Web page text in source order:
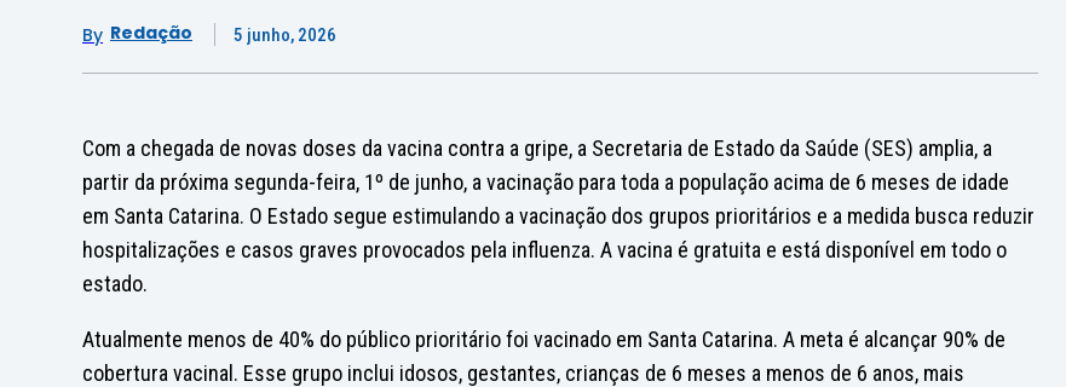
By Redação 5 junho, 2026
Com a chegada de novas doses da vacina contra a gripe, a Secretaria de Estado da Saúde (SES) amplia, a
partir da próxima segunda-feira, 1º de junho, a vacinação para toda a população acima de 6 meses de idade
em Santa Catarina. O Estado segue estimulando a vacinação dos grupos prioritários e a medida busca reduzir
hospitalizações e casos graves provocados pela influenza. A vacina é gratuita e está disponível em todo o
estado.
Atualmente menos de 40% do público prioritário foi vacinado em Santa Catarina. A meta é alcançar 90% de
cobertura vacinal. Esse grupo inclui idosos, gestantes, crianças de 6 meses a menos de 6 anos, mais